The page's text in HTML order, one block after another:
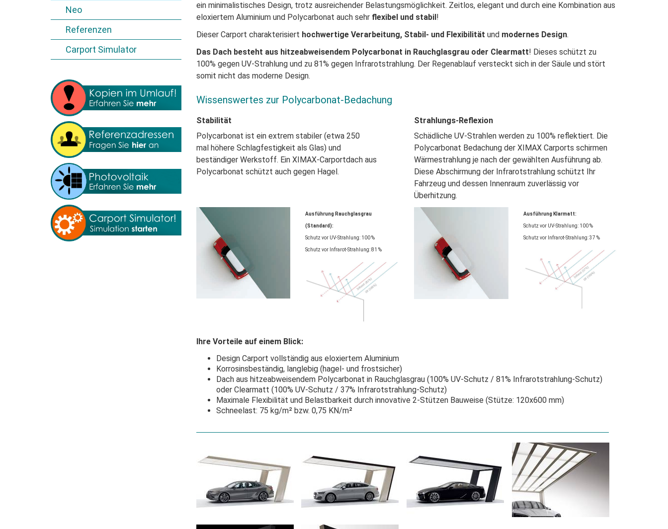
Neo
Referenzen
Carport Simulator
ein minimalistisches Design, trotz ausreichender Belastungsmöglichkeit. Zeitlos, elegant und durch eine Kombination aus
eloxiertem Aluminium und Polycarbonat auch sehr flexibel und stabil!
Dieser Carport charakterisiert hochwertige Verarbeitung, Stabil- und Flexibilität und modernes Design.
Das Dach besteht aus hitzeabweisendem Polycarbonat in Rauchglasgrau oder Clearmatt! Dieses schützt zu
100% gegen UV-Strahlung und zu 81% gegen Infrarotstrahlung. Der Regenablauf versteckt sich in der Säule und stört
somit nicht das moderne Design.
Wissenswertes zur Polycarbonat-Bedachung
Stabilität
Polycarbonat ist ein extrem stabiler (etwa 250
mal höhere Schlagfestigkeit als Glas) und
beständiger Werkstoff. Ein XIMAX-Carportdach aus
Polycarbonat schützt auch gegen Hagel.
Strahlungs-Reflexion
Schädliche UV-Strahlen werden zu 100% reflektiert. Die
Polycarbonat Bedachung der XIMAXCarports schirmen
Wärmestrahlung je nach dergewählten Ausführung ab.
Diese Abschirmungder Infrarotstrahlung schützt Ihr
Fahrzeug unddessen Innenraum zuverlässig vor
Überhitzung.
Ausführung Rauchglasgrau
(Standard):
Schutz vor UV-Strahlung: 100 %
Schutz vor Infrarot-Strahlung: 81 %
Ausführung Klarmatt:
Schutz vor UV-Strahlung: 100 %
Schutz vor Infrarot-Strahlung: 37 %
Ihre Vorteile auf einem Blick:
Design Carport vollständig aus eloxiertem Aluminium
Korrosinsbeständig, langlebig (hagel- und frostsicher)
Dach aus hitzeabweisendem Polycarbonat in Rauchglasgrau (100% UV-Schutz / 81% Infrarotstrahlung-Schutz)
oder Clearmatt (100% UV-Schutz / 37% Infrarotstrahlung-Schutz)
Maximale Flexibilität und Belastbarkeit durch innovative 2-Stützen Bauweise (Stütze: 120x600 mm)
Schneelast: 75 kg/m² bzw. 0,75 KN/m²